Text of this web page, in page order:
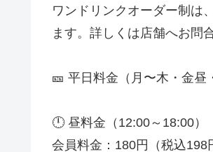
ワンドリンクオーダー制は
ます。詳しくは店舗へお問
🎫 平日料金（月〜木・金昼
🕛 昼料金（12:00～18:00）
会員料金：180円（税込198